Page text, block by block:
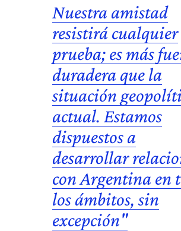
Nuestra amistad
resistirá cualquier
prueba; es más
duradera que la
situación
actual. Estamos
dispuestos a
desarrollar
con Argentina en
los ámbitos, sin
excepción"